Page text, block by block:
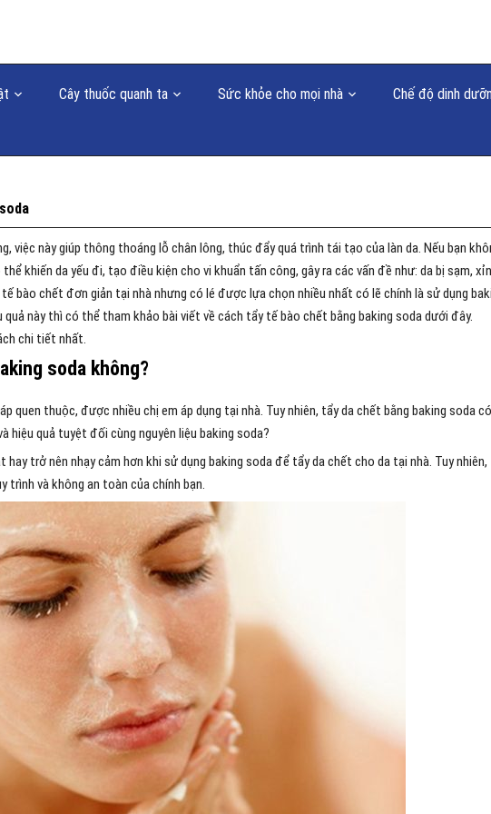
Cây thuốc quanh ta Sức khỏe cho mọi nhà
Chế độ dinh
việc này giúp thông thoáng lỗ chân lông, thúc đẩy quá trình tái tạo của làn da. Nếu bạn
khiến da yếu đi, tạo điều kiện cho vi khuẩn tấn công, gây ra các vấn đề như: da bị sạm, xỉn
bào chết đơn giản tại nhà nhưng có lé được lựa chọn nhiều nhất có lẽ chính là sử dụng
này thì có thể tham khảo bài viết về cách tẩy tế bào chết bằng baking soda dưới đây.
chi tiết nhất.
soda không?
quen thuộc, được nhiều chị em áp dụng tại nhà. Tuy nhiên, tẩy da chết bằng baking soda có
hiệu quả tuyệt đối cùng nguyên liệu baking soda?
hay trở nên nhạy cảm hơn khi sử dụng baking soda để tẩy da chết cho da tại nhà. Tuy nhiên,
và không an toàn của chính bạn.